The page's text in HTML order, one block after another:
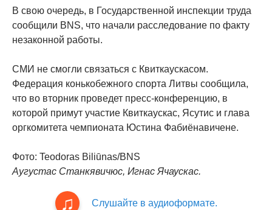
В свою очередь, в Государственной инспекции труда
сообщили BNS, что начали расследование по факту
незаконной работы.
СМИ не смогли связаться с Квиткаускасом.
Федерация конькобежного спорта Литвы сообщила,
что во вторник проведет пресс-конференцию, в
которой примут участие Квиткаускас, Ясутис и глава
оргкомитета чемпионата Юстина Фабиёнавичене.
Фото: Teodoras Biliūnas/BNS
Аугустас Станкявичюс, Игнас Ячаускас.
Слушайте в аудиоформате.